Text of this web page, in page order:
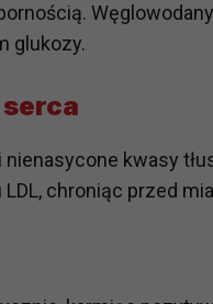
glukozy.
nienasycone kwasy
chroniąc przed